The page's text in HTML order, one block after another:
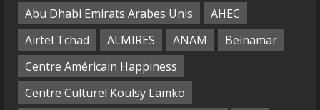
Abu Dhabi Emirats Arabes Unis
AHEC
Airtel Tchad
ALMIRES ANAM
Beinamar
Centre Américain Happiness
Centre Culturel Koulsy Lamko